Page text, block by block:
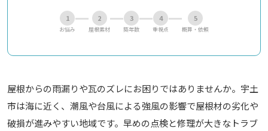
1
お悩み
2
屋根素材
3
築年数
4
重視点
5
概算・依頼
屋根からの雨漏りや瓦のズレにお困りではありませんか。宇土
市は海に近く、潮風や台風による強風の影響で屋根材の劣化や
破損が進みやすい地域です。早めの点検と修理が大きなトラブ